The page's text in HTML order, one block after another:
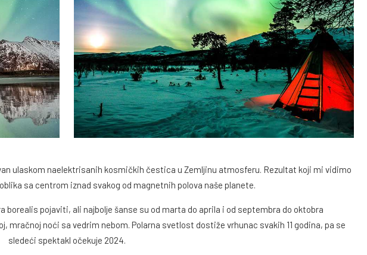
ulaskom naelektrisanih kosmičkih čestica u Zemljinu atmosferu. Rezultat koji mi vidimo
sa centrom iznad svakog od magnetnih polova naše planete.
borealis pojaviti, ali najbolje šanse su od marta do aprila i od septembra do oktobra
mračnoj noći sa vedrim nebom. Polarna svetlost dostiže vrhunac svakih 11 godina, pa se
sledeći spektakl očekuje 2024.